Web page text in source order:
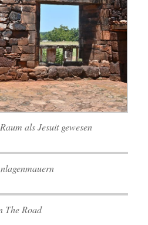
als Jesuit gewesen
The Road